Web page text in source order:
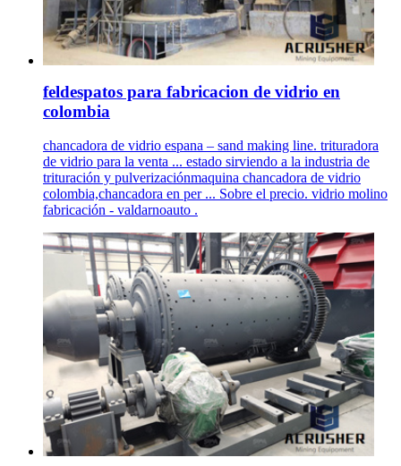
feldespatos para fabricacion de vidrio en
colombia
chancadora de vidrio espana – sand making line. trituradora
de vidrio para la venta ... estado sirviendo a la industria de
trituración y pulverizaciónmaquina chancadora de vidrio
colombia,chancadora en per ... Sobre el precio. vidrio molino
fabricación - valdarnoauto .